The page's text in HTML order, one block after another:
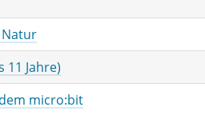
11 Jahre)
micro:bit